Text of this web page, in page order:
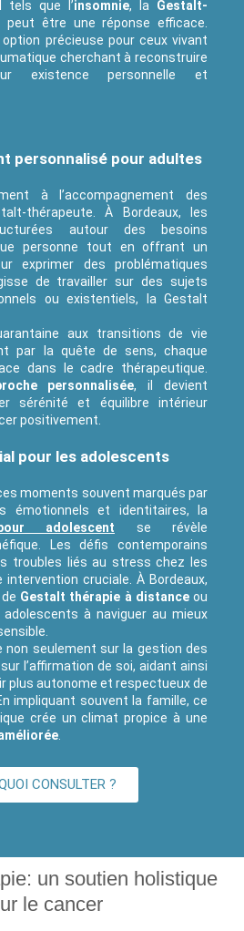
tels que l’insomnie, la Gestalt-
peut être une réponse efficace.
précieuse pour ceux vivant
cherchant à reconstruire
existence personnelle et
personnalisé pour adultes
à l’accompagnement des
thérapeute. À Bordeaux, les
autour des besoins
personne tout en offrant un
exprimer des problématiques
de travailler sur des sujets
ou existentiels, la Gestalt
aux transitions de vie
par la quête de sens, chaque
dans le cadre thérapeutique.
personnalisée, il devient
sérénité et équilibre intérieur
positivement.
pour les adolescents
moments souvent marqués par
émotionnels et identitaires, la
adolescent se révèle
Les défis contemporains
troubles liés au stress chez les
cruciale. À Bordeaux,
Gestalt thérapie à distanceou
adolescents à naviguer au mieux
non seulement sur la gestion des
l’affirmation de soi, aidant ainsi
plus autonome et respectueux de
impliquant souvent la famille, ce
crée un climat propice à une
CONSULTER ?
un soutien holistique
le cancer